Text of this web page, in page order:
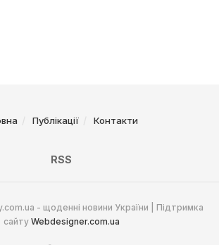
Публікації Контакти
RSS
- щоденні новини України | Підтримка
сайту Webdesigner.com.ua